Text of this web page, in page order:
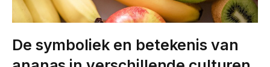
De symboliek en betekenis van